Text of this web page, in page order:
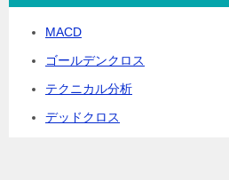
MACD
ゴールデンクロス
テクニカル分析
デッドクロス